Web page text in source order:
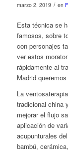
marzo 2, 2019 / en
Esta técnica se
famosos, sobre
con personajes
ver estos
rápidamente al
Madrid
La
tradicional china
mejorar el flujo
aplicación de
acupunturales
bambú,